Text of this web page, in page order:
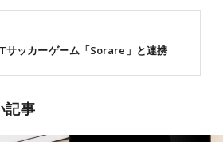
サッカーゲーム「Sorare」と連携
記事